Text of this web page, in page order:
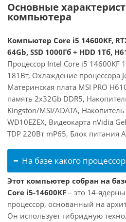
Основные
компьютера
Компьютер Core i5 14600KF,
64Gb, SSD 1000Гб + HDD 1Тб,
Процессор Intel Core i5 14600KF
181Вт, Охлаждение процессора
Материнская плата MSI PRO
память 2x32Gb DDR5,
Kingston/MSI/ADATA,
WD10EZEX, Видеокарта nVidia
TDP 220Вт mP65, Блок питания
На базе какого
Этот компьютер собран на
Core i5-14600KF – это 14-
процессор, основанный на
Он использует гибридную